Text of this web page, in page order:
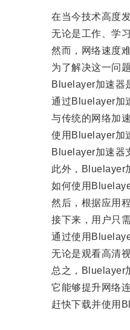
在当今技术高度发
无论是工作、学习
然而，网络速度难
为了解决这一问题
Bluelayer加速器是
通过Bluelayer加速
与传统的网络加速
使用Bluelayer加速
Bluelayer加速器支
此外，Bluelayer加
如何使用Bluelayer
然后，根据应用程
接下来，用户只需
通过使用Bluelayer
无论是观看高清视
总之，Bluelayer加
它能够提升网络连
赶快下载并使用